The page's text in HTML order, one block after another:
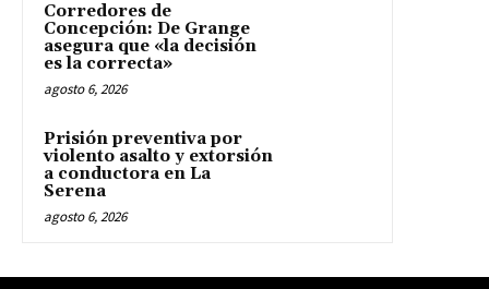
Corredores de
Concepción: De Grange
asegura que «la decisión
es la correcta»
agosto 6, 2026
Prisión preventiva por
violento asalto y extorsión
a conductora en La
Serena
agosto 6, 2026